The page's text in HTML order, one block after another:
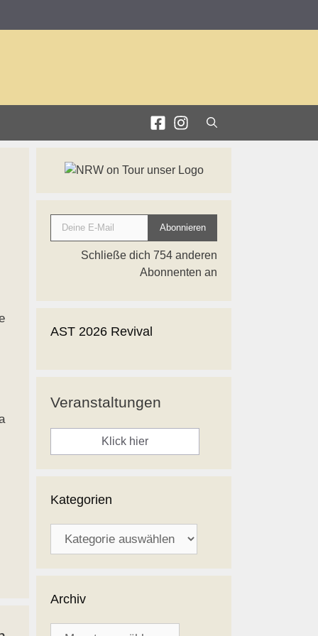
Deine E-Mail
Abonnieren
Schließe dich 754 anderen
Abonnenten an
AST 2026 Revival
Veranstaltungen
Klick hier
Kategorien
Archiv